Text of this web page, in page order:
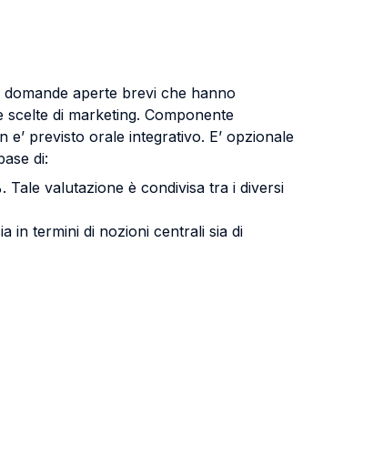
aperte brevi che hanno
di marketing. Componente
previsto orale integrativo. E’ opzionale
di:
valutazione è condivisa tra i diversi
in termini di nozioni centrali sia di